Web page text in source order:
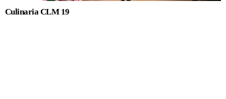
Culinaria CLM 19